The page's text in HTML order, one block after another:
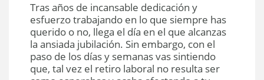
Tras años de incansable dedicación y
esfuerzo trabajando en lo que siempre has
querido o no, llega el día en el que alcanzas
la ansiada jubilación. Sin embargo, con el
paso de los días y semanas vas sintiendo
que, tal vez el retiro laboral no resulta ser